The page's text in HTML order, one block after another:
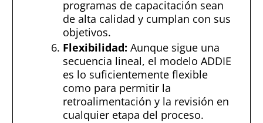
programas de capacitación sean
de alta calidad y cumplan con sus
objetivos.
Flexibilidad: Aunque sigue una
secuencia lineal, el modelo ADDIE
es lo suficientemente flexible
como para permitir la
retroalimentación y la revisión en
cualquier etapa del proceso.